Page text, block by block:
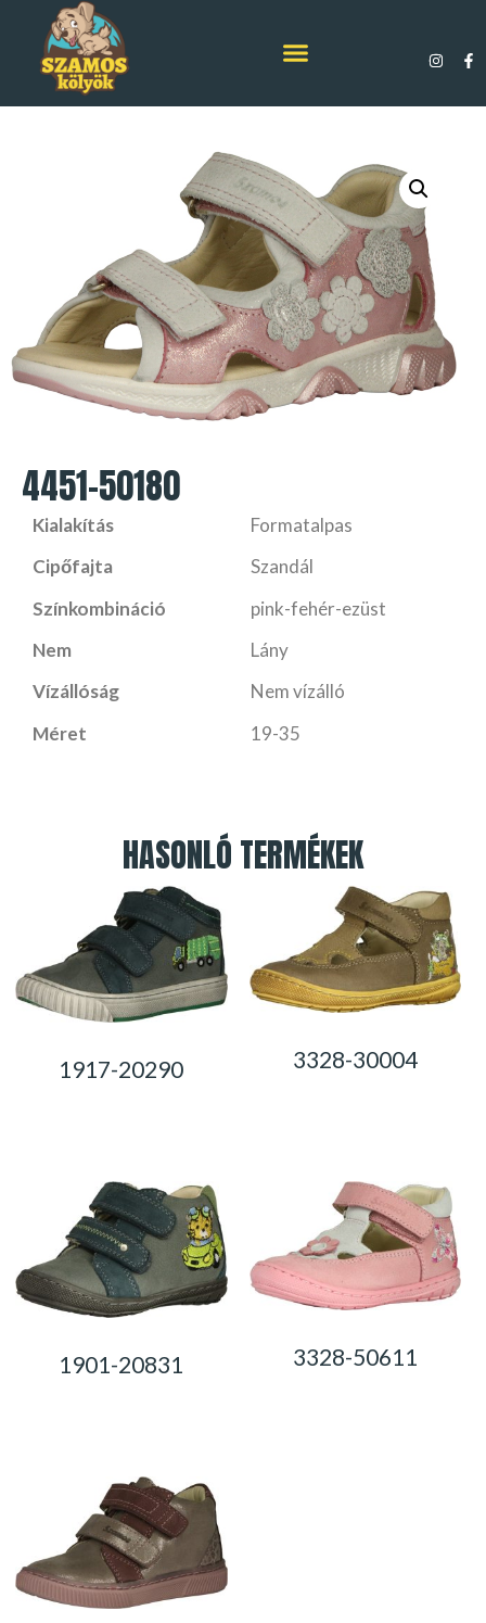
4451-50180
Kialakítás
Formatalpas
Cipőfajta
Szandál
Színkombináció
pink-fehér-ezüst
Nem
Lány
Vízállóság
Nem vízálló
Méret
19-35
HASONLÓ TERMÉKEK
1917-20290 3328-30004
1901-20831 3328-50611